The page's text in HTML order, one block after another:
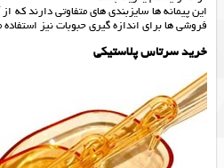
این پیمانه ها سایزبندی های متفاوتی دارند که
فروشی ها برای اندازه گیری حبوبات نیز استفاده
خرید سرتاس پلاستیکی